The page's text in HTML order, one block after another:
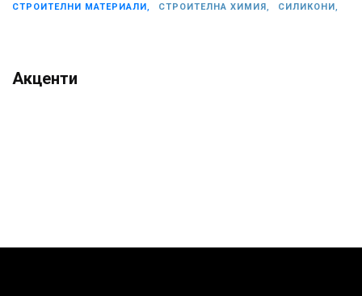
СТРОИТЕЛНИ МАТЕРИАЛИ, СТРОИТЕЛНА ХИМИЯ, СИЛИКОНИ,
Акценти